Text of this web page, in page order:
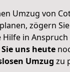
Umzug von
zögern
in Anspruch
uns heute
Umzug zu